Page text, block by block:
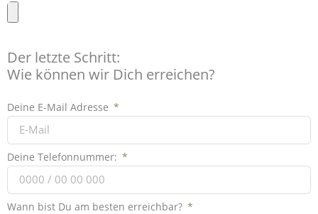
Der letzte Schritt:
Wie können wir Dich erreichen?
Deine E-Mail Adresse
Deine Telefonnummer:
Wann bist Du am besten erreichbar?